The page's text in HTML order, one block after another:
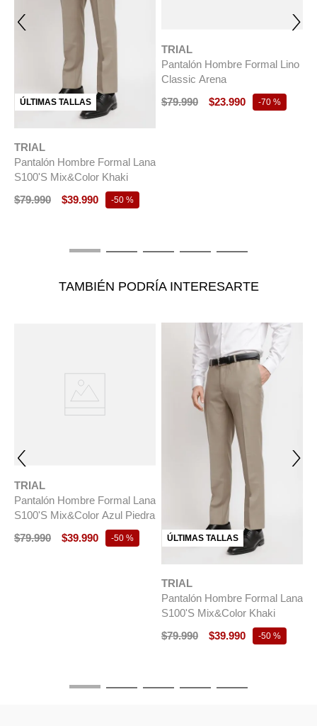
ÚLTIMAS TALLAS
TRIAL
Pantalón Hombre Formal Lana
S100'S Mix&Color Khaki
$79.990 $39.990 -50 %
TRIAL
Pantalón Hombre Formal Lino
Classic Arena
$79.990 $23.990 -70 %
TAMBIÉN PODRÍA INTERESARTE
TRIAL
Pantalón Hombre Formal Lana
S100'S Mix&Color Azul Piedra
$79.990 $39.990 -50 % ÚLTIMAS TALLAS
TRIAL
Pantalón Hombre Formal Lana
S100'S Mix&Color Khaki
$79.990 $39.990 -50 %